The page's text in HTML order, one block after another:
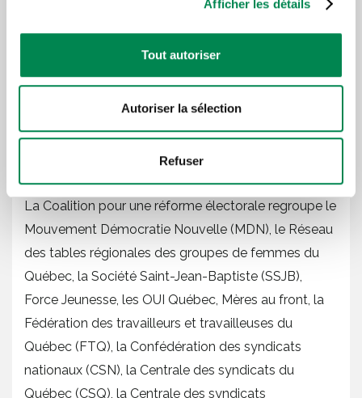
Afficher les détails
Tout autoriser
Autoriser la sélection
Refuser
de scrutin plus équitable et représentatif. Faute de la
saisir en mettant de côté leurs intérêts partisans, les
membres de la Coalition appellent les partis
politiques à s’entendre afin de réformer le mode de
scrutin rapidement lors de la prochaine législature.
La Coalition pour une réforme électorale regroupe le
Mouvement Démocratie Nouvelle (MDN), le Réseau
des tables régionales des groupes de femmes du
Québec, la Société Saint-Jean-Baptiste (SSJB),
Force Jeunesse, les OUI Québec, Mères au front, la
Fédération des travailleurs et travailleuses du
Québec (FTQ), la Confédération des syndicats
nationaux (CSN), la Centrale des syndicats du
Québec (CSQ), la Centrale des syndicats